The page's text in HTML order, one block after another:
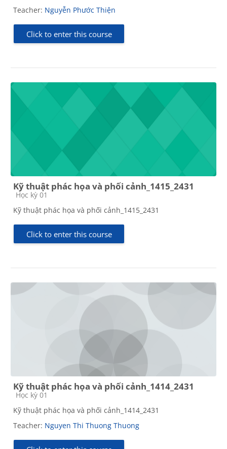
Teacher: Nguyễn Phước Thiện
Click to enter this course
Kỹ thuật phác họa và phối cảnh_1415_2431
Course category
Học kỳ 01
Kỹ thuật phác họa và phối cảnh_1415_2431
Click to enter this course
Kỹ thuật phác họa và phối cảnh_1414_2431
Course category
Học kỳ 01
Kỹ thuật phác họa và phối cảnh_1414_2431
Teacher: Nguyen Thi Thuong Thuong